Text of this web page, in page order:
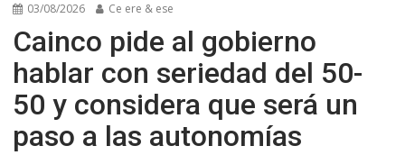
03/08/2026 Ce ere & ese
Cainco pide al gobierno
hablar con seriedad del 50-
50 y considera que será un
paso a las autonomías